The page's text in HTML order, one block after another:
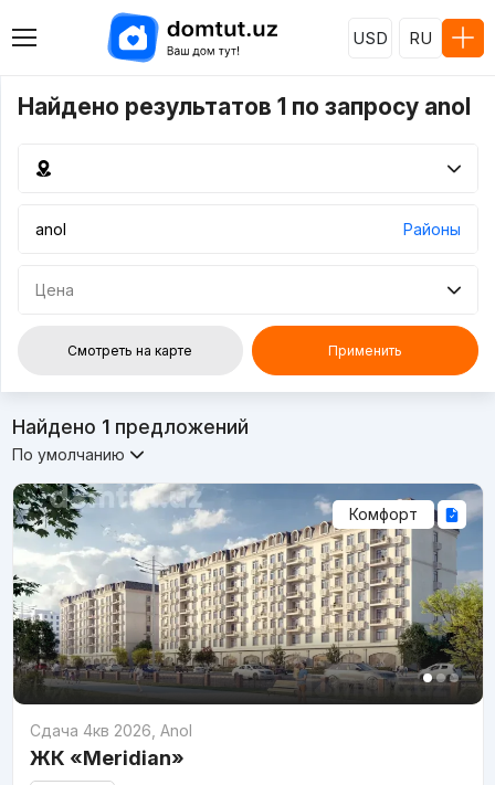
USD RU
Найдено результатов 1 по запросу anol
Районы
Цена
Смотреть на карте Применить
Найдено 1предложений
По умолчанию
Комфорт
Сдача 4кв 2026 Anol
ЖК «Meridian»